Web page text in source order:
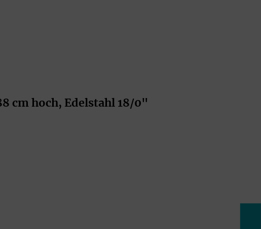
cm hoch, Edelstahl 18/0"